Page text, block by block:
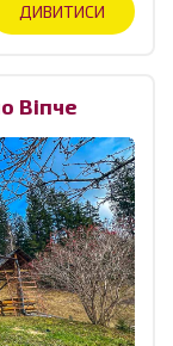
ДИВИТИСИ
Віпче